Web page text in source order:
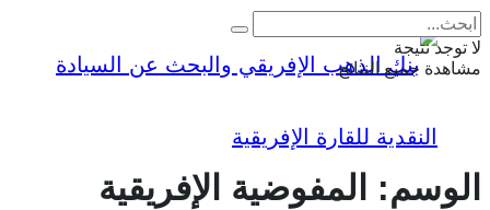
لا توجد نتيجة
مشاهدة جميع النتائج
الوسم: المفوضية الإفريقية